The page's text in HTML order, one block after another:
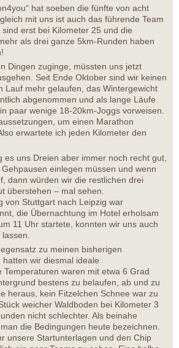
hat soeben die fünfte von acht
mit uns ist auch das führende Team
erst bei Kilometer 25 und die
als drei ganze 5km-Runden haben
Dingen zuginge, müssten uns jetzt
Seit Ende Oktober sind wir keinen
Lauf mehr gelaufen, das Wintergewicht
abgenommen und als lange Läufe
paar wenige 18-20km-Joggs vorweisen.
um einen Marathon
erwartete ich jeden Kilometer den
es uns Dreien aber immer noch recht gut,
einlegen müssen und wenn
dann würden wir die restlichen drei
überstehen – mal sehen.
von Stuttgart nach Leipzig war
die Übernachtung im Hotel erholsam
11 Uhr startete, konnten wir uns auch
zu meinen bisherigen
wir diesmal ideale
Temperaturen waren mit etwa 6 Grad
bestens zu belaufen, ab und zu
heraus, kein Fitzelchen Schnee war zu
weicher Waldboden bei Kilometer 3
nicht schlechter. Als beinahe
die Bedingungen heute bezeichnen.
unsere Startunterlagen und den Chip